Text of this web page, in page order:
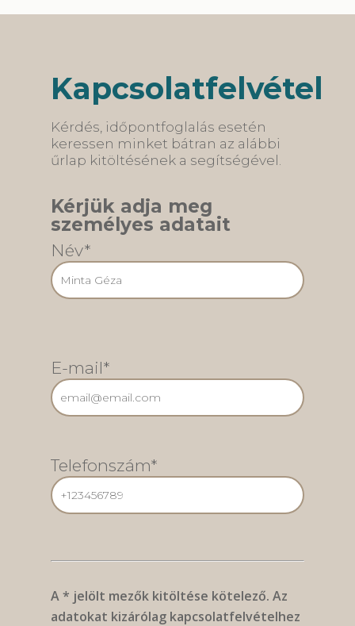
összeszedtük mik
láthatatlan
fogszabályozás
ma az egyik
legmodernebb
megoldás, amely
az…
fogak
A
eszköz
eltávolításakor
egy speciális
retenciós…
Kapcsolatfelvétel
Kérdés, időpontfoglalás esetén
keressen minket bátran az alábbi
űrlap kitöltésének a segítségével.
Kérjük adja meg
személyes adatait
Név*
E-mail*
Telefonszám*
A * jelölt mezők kitöltése kötelező. Az
adatokat kizárólag kapcsolatfelvételhez